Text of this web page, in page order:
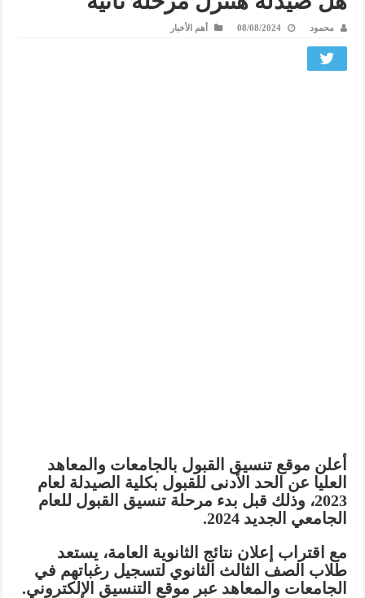
محمود 08/08/2024 أهم الأخبار
أعلن موقع تنسيق القبول بالجامعات والمعاهد
العليا عن الحد الأدنى للقبول بكلية الصيدلة لعام
2023، وذلك قبل بدء مرحلة تنسيق القبول للعام
الجامعي الجديد 2024.
مع اقتراب إعلان نتائج الثانوية العامة، يستعد
طلاب الصف الثالث الثانوي لتسجيل رغباتهم في
الجامعات والمعاهد عبر موقع التنسيق الإلكتروني.